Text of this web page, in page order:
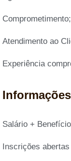
Comprometimento;
Atendimento ao
Experiência
Salário +
Inscrições